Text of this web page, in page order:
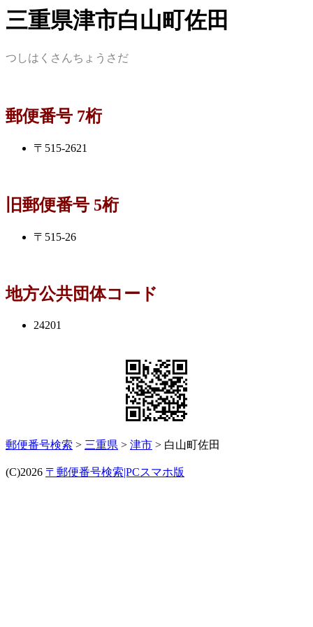
三重県津市白山町佐田
つしはくさんちょうさだ
郵便番号 7桁
〒515-2621
旧郵便番号 5桁
〒515-26
地方公共団体コード
24201
郵便番号検索 > 三重県 > 津市 > 白山町佐田
(C)2026 〒郵便番号検索|PCスマホ版